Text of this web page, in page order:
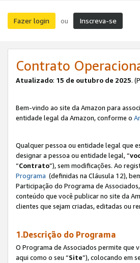
Fazer login ou Inscreva-se
Contrato
Atualizado: 15 de outubro de 2025.
Bem-vindo ao site da Amazon para
entidade legal da Amazon, conforme o
Qualquer pessoa ou entidade legal que
designar a pessoa ou entidade legal, “
“Contrato”), sem modificações. Ao
Programa (definidas na Cláusula 12),
Participação do Programa de
conteúdo que você publicar no site da
clientes que sejam criadas, editadas ou
1.Descrição do Programa
O Programa de Associados permite que
aqui como o seu “Site”), colocando em